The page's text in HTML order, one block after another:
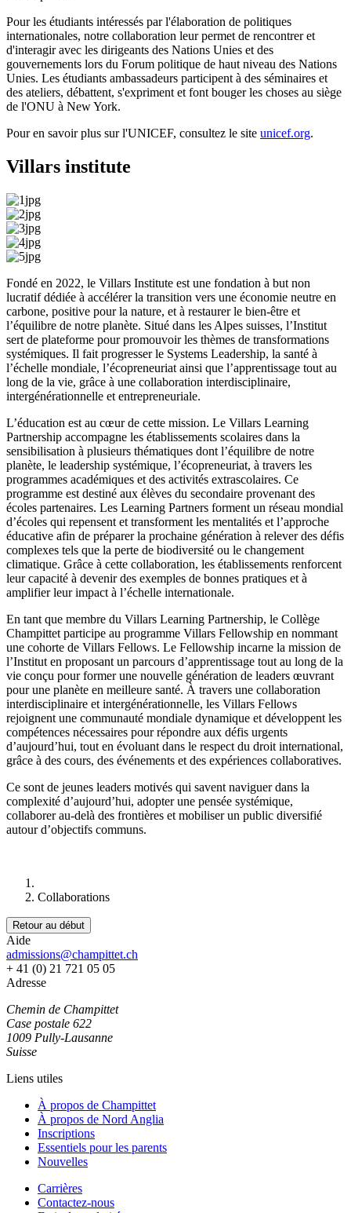
Pour les étudiants intéressés par l'élaboration de politiques
internationales, notre collaboration leur permet de rencontrer et
d'interagir avec les dirigeants des Nations Unies et des
gouvernements lors du Forum politique de haut niveau des Nations
Unies. Les étudiants ambassadeurs participent à des séminaires et
des ateliers, débattent, s'expriment et font bouger les choses au siège
de l'ONU à New York.
Pour en savoir plus sur l'UNICEF, consultez le site unicef.org.
Villars institute
Fondé en 2022, le Villars Institute est une fondation à but non
lucratif dédiée à accélérer la transition vers une économie neutre en
carbone, positive pour la nature, et à restaurer le bien-être et
l’équilibre de notre planète. Situé dans les Alpes suisses, l’Institut
sert de plateforme pour promouvoir les thèmes de transformations
systémiques. Il fait progresser le Systems Leadership, la santé à
l’échelle mondiale, l’écopreneuriat ainsi que l’apprentissage tout au
long de la vie, grâce à une collaboration interdisciplinaire,
intergénérationnelle et entrepreneuriale.
L’éducation est au cœur de cette mission. Le Villars Learning
Partnership accompagne les établissements scolaires dans la
sensibilisation à plusieurs thématiques dont l’équilibre de notre
planète, le leadership systémique, l’écopreneuriat, à travers les
programmes académiques et des activités extrascolaires. Ce
programme est destiné aux élèves du secondaire provenant des
écoles partenaires. Les Learning Partners forment un réseau mondial
d’écoles qui repensent et transforment les mentalités et l’approche
éducative afin de préparer la prochaine génération à relever des défis
complexes tels que la perte de biodiversité ou le changement
climatique. Grâce à cette collaboration, les établissements renforcent
leur capacité à devenir des exemples de bonnes pratiques et à
amplifier leur impact à l’échelle internationale.
En tant que membre du Villars Learning Partnership, le Collège
Champittet participe au programme Villars Fellowship en nommant
une cohorte de Villars Fellows. Le Fellowship incarne la mission de
l’Institut en proposant un parcours d’apprentissage tout au long de la
vie conçu pour former une nouvelle génération de leaders œuvrant
pour une planète en meilleure santé. À travers une collaboration
interdisciplinaire et intergénérationnelle, les Villars Fellows
rejoignent une communauté mondiale dynamique et développent les
compétences nécessaires pour répondre aux défis urgents
d’aujourd’hui, tout en évoluant dans le respect du droit international,
grâce à des cours, des événements et des expériences collaboratives.
Ce sont de jeunes leaders motivés qui savent naviguer dans la
complexité d’aujourd’hui, adopter une pensée systémique,
collaborer au-delà des frontières et mobiliser un public diversifié
autour d’objectifs communs.
Collaborations
Retour au début
Aide
admissions@champittet.ch
+ 41 (0) 21 721 05 05
Adresse
Chemin de Champittet
Case postale 622
1009 Pully-Lausanne
Suisse
Liens utiles
À propos de Champittet
À propos de Nord Anglia
Inscriptions
Essentiels pour les parents
Nouvelles
Carrières
Contactez-nous